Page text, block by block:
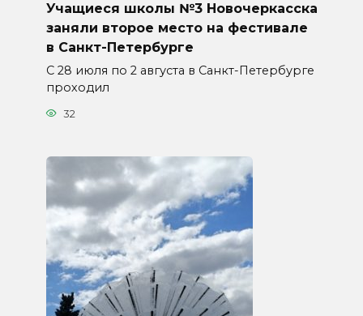
Учащиеся школы №3 Новочеркасска
заняли второе место на фестивале
в Санкт-Петербурге
С 28 июля по 2 августа в Санкт-Петербурге
проходил
32